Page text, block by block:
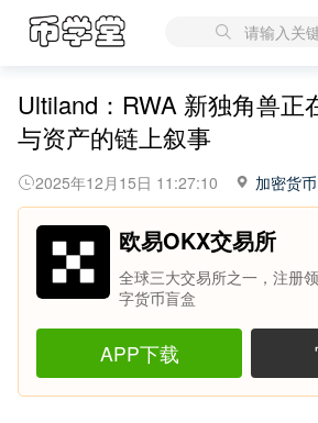
请输入关
Ultiland：RWA 新独角兽正
与资产的链上叙事
2025年12月15日 11:27:10 加密货币
欧易OKX交易所
全球三大交易所之一，注册
字货币盲盒
APP下载